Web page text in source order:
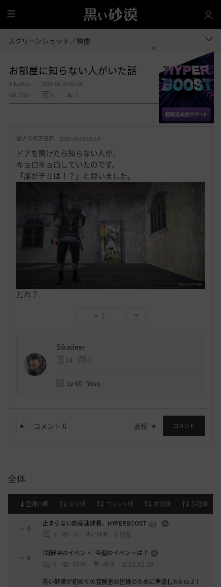
全
体
スクリーンショット／映像
お部屋に知らない人がいた話
Sikadeer
2026.06.08 00:14
3262
0 1
お 共有する
最近の修正日時 : 2026.06.08 00:14
ドアを開けたら知らない人が、
キョロキョロしていたのです。
「誰だチミは！？」と思いました。
だれ？
1
Sikadeer
14 0
Lv 60 Yeso
コメント 0 通報 コメント
全体
登録日順 検索順 コメント順 推奨順 話題順
0
止まらない超高速成長、HYPERBOOST
0 1K 黒い砂漠 8 日前
8
[開催中のイベント] 今週のイベントは？
0 53.1K 黒い砂漠 2023.02.28
黒い砂漠が初めての冒険者の皆様のために準備したA to Z！